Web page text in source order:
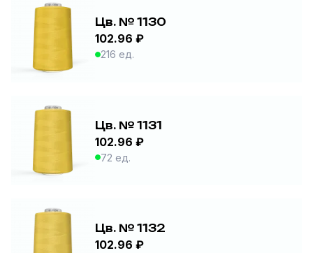
Цв. № 1130
102.96 ₽
216 ед.
Цв. № 1131
102.96 ₽
72 ед.
Цв. № 1132
102.96 ₽